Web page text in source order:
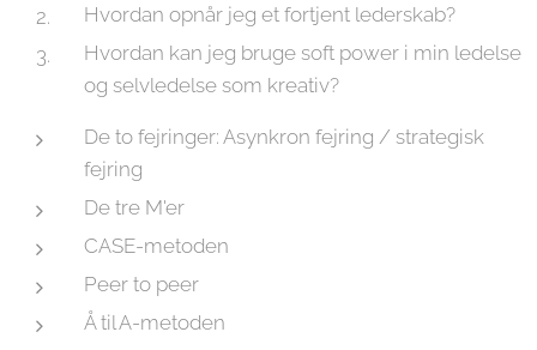
Hvordan opnår jeg et fortjent lederskab?
Hvordan kan jeg bruge soft power i min ledelse
og selvledelse som kreativ?
De to fejringer: Asynkron fejring / strategisk
fejring
De tre M'er
CASE-metoden
Peer to peer
Å til A-metoden